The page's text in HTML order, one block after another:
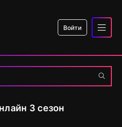
Войти
3 сезон